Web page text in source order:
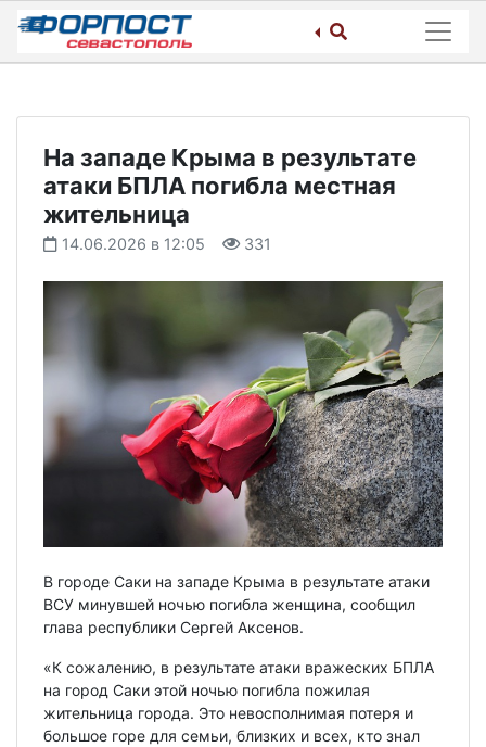
Skip
content
На западе Крыма в результате
атаки БПЛА погибла местная
жительница
14.06.2026 в 12:05 331
В городе Саки на западе Крыма в результате атаки
ВСУ минувшей ночью погибла женщина, сообщил
глава республики Сергей Аксенов.
«К сожалению, в результате атаки вражеских БПЛА
на город Саки этой ночью погибла пожилая
жительница города. Это невосполнимая потеря и
большое горе для семьи, близких и всех, кто знал